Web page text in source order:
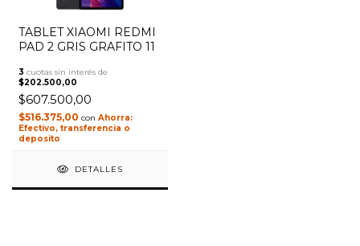
1/3
TABLET XIAOMI REDMI
PAD 2 GRIS GRAFITO 11
3 cuotas sin interés de
$202.500,00
$607.500,00
$516.375,00 con
Efectivo, transferencia o
deposito
DETALLES